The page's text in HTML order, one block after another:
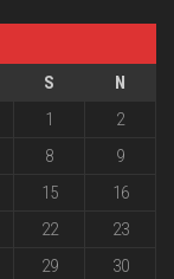
S
N
1
2
8
9
15
16
22
23
29
30